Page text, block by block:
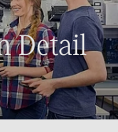
Detail